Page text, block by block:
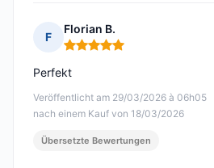
F
Florian B.
Hinweis: 5 von 5
Veröffentlicht am 29/03/2026 à 06h05
nach einem Kauf von 18/03/2026
Perfekt
Übersetzte Bewertungen